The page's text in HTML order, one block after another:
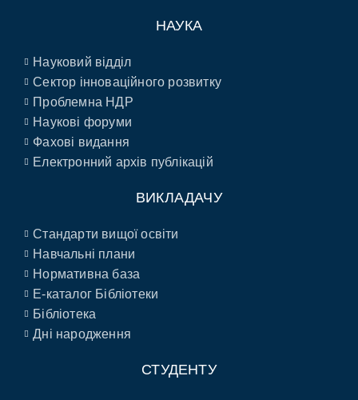
НАУКА
Науковий відділ
Сектор інноваційного розвитку
Проблемна НДР
Наукові форуми
Фахові видання
Електронний архів публікацій
ВИКЛАДАЧУ
Стандарти вищої освіти
Навчальні плани
Нормативна база
E-каталог Бібліотеки
Бібліотека
Дні народження
СТУДЕНТУ